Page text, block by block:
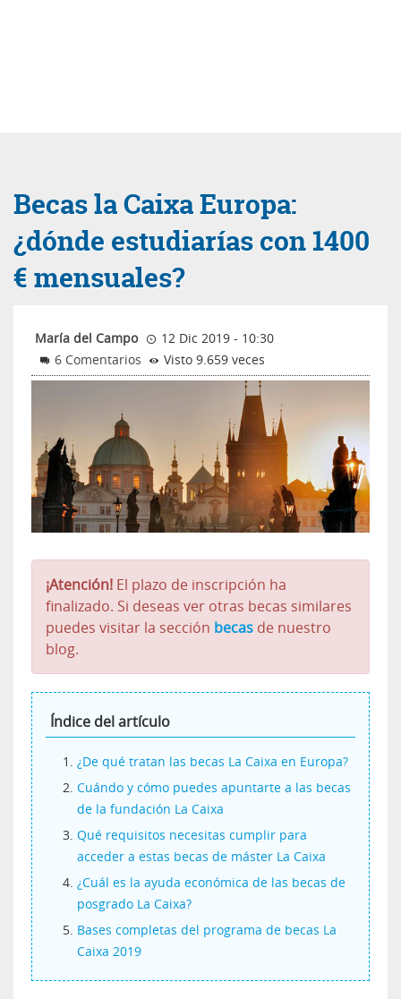
Becas la Caixa Europa:
¿dónde estudiarías con 1400
€ mensuales?
María del Campo
12 Dic 2019 - 10:30
6 Comentarios
Visto 9.659 veces
¡Atención! El plazo de inscripción ha
finalizado. Si deseas ver otras becas similares
puedes visitar la sección becas de nuestro
blog.
Índice del artículo
¿De qué tratan las becas La Caixa en Europa?
Cuándo y cómo puedes apuntarte a las becas
de la fundación La Caixa
Qué requisitos necesitas cumplir para
acceder a estas becas de máster La Caixa
¿Cuál es la ayuda económica de las becas de
posgrado La Caixa?
Bases completas del programa de becas La
Caixa 2019